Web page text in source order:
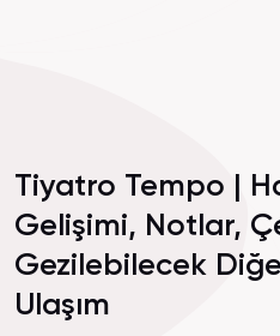
Tiyatro Tempo |
Gelişimi, Notlar,
Gezilebilecek
Ulaşım